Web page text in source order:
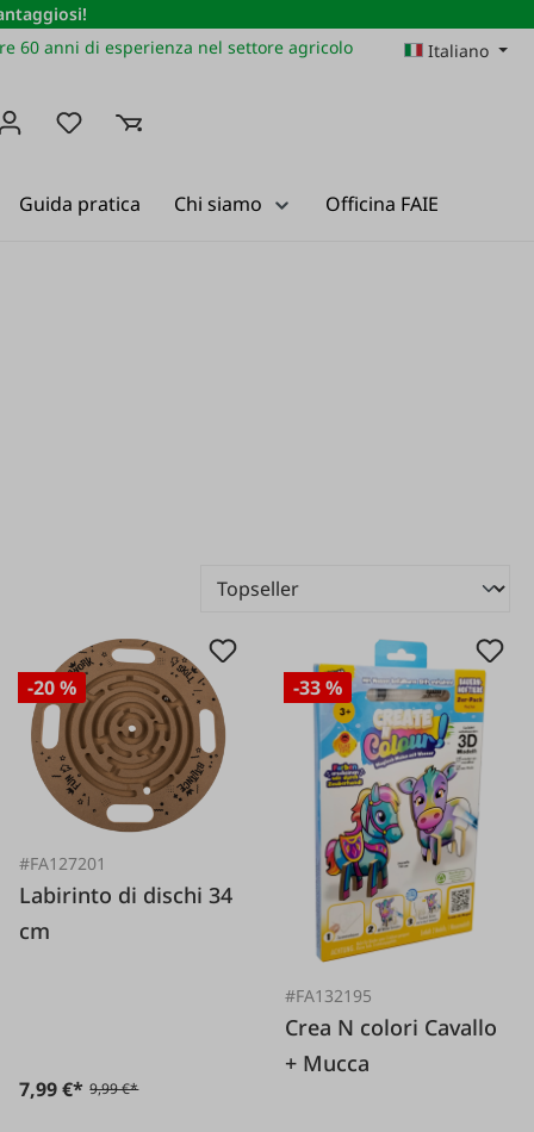
60 anni di esperienza nel settore agricolo Italiano
Hai 0 articoli nella lista dei desideri
Guida pratica Chi siamo Officina FAIE
-20 %
#FA127201
Labirinto di dischi 34
cm
7,99 €* 9,99 €*
-33 %
#FA132195
Crea N colori Cavallo
+ Mucca